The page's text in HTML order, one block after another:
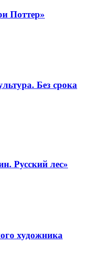
Поттер»
Без срока
Русский лес»
художника